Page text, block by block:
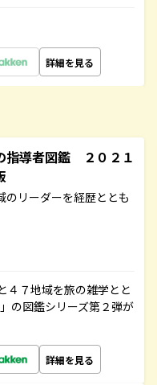
詳細を見る
導者図鑑 ２０２１
のリーダーを経歴ととも
４７地域を旅の雑学とと
の図鑑シリーズ第２弾が
詳細を見る